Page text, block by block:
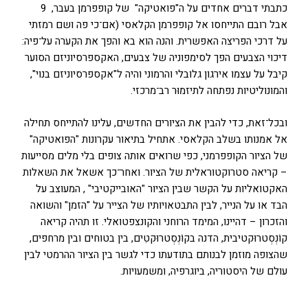
כתבתי דברים אחדים על ה"פואטיקה" של קופפרמן בעבר, 9
אבל רובם התייחסו אל קופפרמן הקלאסי (אם־כי פה ושם רמזתי
על דרכי הפריצה האפשרית. והנה הוא בא והפך את הקערה על־פיה:
דיכוי הצבעים הפך לסימפוניה של צבעים, האקספרסיוניזם הסוער
קיבל על עצמו אירגון גלובלי והרמוני והיה ל"אקספרסיוניזם בנוי",
והמונוליטיות נפתחה לתיזמוּר רב־מרכזי.
ובכל־זאת, כדי להבין את הציורים החדשים, עלינו להתייחס תחילה
אל אמנותו בשלב הקלאסי. אתחיל בתיאור עקרונות "הפואטיקה"
של הציור הקופפרמני, כפי שרואים אותה צופים בלי מלים מסייעות
– קריאה סטרוקטוראלית של הציור. ואחר־כך אשאל את השאלות
האקטואליות על הקשר שבין הציור "האובייקטיבי" , המעוצב על
הבד או על הנייר, לבין התבטאויותיו של הצייר על "הזמן" והשואה
והזכרון – דהיינו, המימד הרוחני והקונצפטואלי. זו תהיה קריאה
קוֹנְסְטרוּקטיבית, הדנה בקוֹנְסְטרוּקטִים, בין בטוחים ובין מרחפים,
שהצופה מוזמן לבנותם בתודעתו כדי לגשר בין הציור ההרמטי לבין
עולם של היסטוריה, ביוגרפיה, ומשמעויות.